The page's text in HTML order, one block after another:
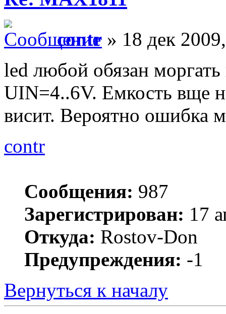
contr » 18 дек
led любой обязан моргать
UIN=4..6V. Емкость вще
висит. Вероятно ошибка
contr
Сообщения: 987
Зарегистрирован: 17
Откуда: Rostov-Don
Предупреждения: -1
Вернуться к началу